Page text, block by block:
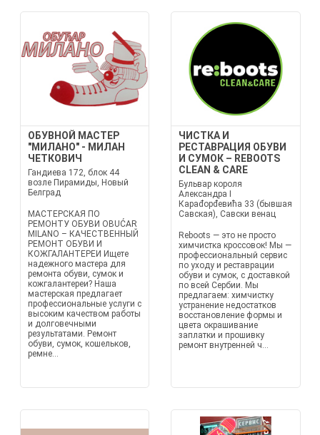
ОБУВНОЙ МАСТЕР
"МИЛАНО" - МИЛАН
ЧЕТКОВИЧ
Гандиева 172, блок 44
возле Пирамиды, Новый
Белград
МАСТЕРСКАЯ ПО
РЕМОНТУ ОБУВИ OBUĆAR
MILANO – КАЧЕСТВЕННЫЙ
РЕМОНТ ОБУВИ И
КОЖГАЛАНТЕРЕИ Ищете
надежного мастера для
ремонта обуви, сумок и
кожгалантереи? Наша
мастерская предлагает
профессиональные услуги с
высоким качеством работы
и долговечными
результатами. Ремонт
обуви, сумок, кошельков,
ремне...
ЧИСТКА И
РЕСТАВРАЦИЯ ОБУВИ
И СУМОК – REBOOTS
CLEAN & CARE
Бульвар короля
Александра I
Караđорđeвића 33 (бывшая
Савская), Савски венац
Reboots — это не просто
химчистка кроссовок! Мы —
профессиональный сервис
по уходу и реставрации
обуви и сумок, с доставкой
по всей Сербии. Мы
предлагаем: химчистку
устранение недостатков
восстановление формы и
цвета окрашивание
заплатки и прошивку
ремонт внутренней ч...